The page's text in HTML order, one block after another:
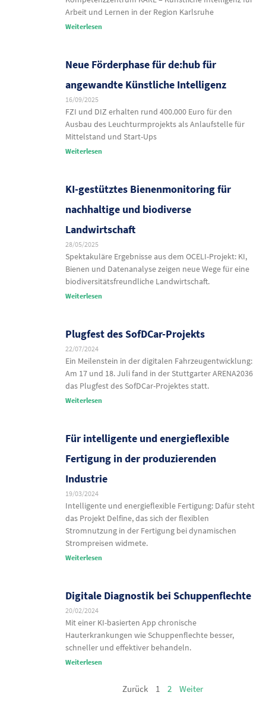
Arbeit und Lernen in der Region Karlsruhe
Weiterlesen
Neue Förderphase für de:hub für
angewandte Künstliche Intelligenz
16/09/2025
FZI und DIZ erhalten rund 400.000 Euro für den
Ausbau des Leuchturmprojekts als Anlaufstelle für
Mittelstand und Start-Ups
Weiterlesen
KI-gestütztes Bienenmonitoring für
nachhaltige und biodiverse
Landwirtschaft
28/05/2025
Spektakuläre Ergebnisse aus dem OCELI-Projekt: KI,
Bienen und Datenanalyse zeigen neue Wege für eine
biodiversitätsfreundliche Landwirtschaft.
Weiterlesen
Plugfest des SofDCar-Projekts
22/07/2024
Ein Meilenstein in der digitalen Fahrzeugentwicklung:
Am 17 und 18. Juli fand in der Stuttgarter ARENA2036
das Plugfest des SofDCar-Projektes statt.
Weiterlesen
Für intelligente und energieflexible
Fertigung in der produzierenden
Industrie
19/03/2024
Intelligente und energieflexible Fertigung: Dafür steht
das Projekt Delfine, das sich der flexiblen
Stromnutzung in der Fertigung bei dynamischen
Strompreisen widmete.
Weiterlesen
Digitale Diagnostik bei Schuppenflechte
20/02/2024
Mit einer KI-basierten App chronische
Hauterkrankungen wie Schuppenflechte besser,
schneller und effektiver behandeln.
Weiterlesen
Zurück 1 2 Weiter